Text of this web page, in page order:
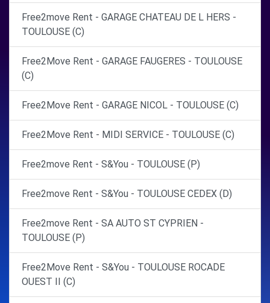
Free2move Rent - GARAGE CHATEAU DE L HERS -
TOULOUSE (C)
Free2Move Rent - GARAGE FAUGERES - TOULOUSE
(C)
Free2Move Rent - GARAGE NICOL - TOULOUSE (C)
Free2Move Rent - MIDI SERVICE - TOULOUSE (C)
Free2move Rent - S&You - TOULOUSE (P)
Free2move Rent - S&You - TOULOUSE CEDEX (D)
Free2move Rent - SA AUTO ST CYPRIEN -
TOULOUSE (P)
Free2Move Rent - S&You - TOULOUSE ROCADE
OUEST II (C)